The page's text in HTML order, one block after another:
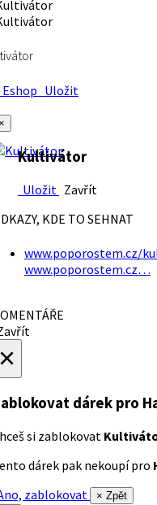
Uložit
Kultivátor
Uložit Zavřít
KDE TO SEHNAT
www.poporostem.cz/
www.poporostem.cz…
dárek pro
si zablokovat
dárek pak nekoupí pro
zablokovat
× Zpět